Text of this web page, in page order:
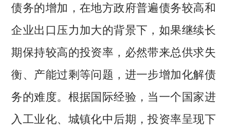
债务的增加，在地方政府普遍债务较高和
企业出口压力加大的背景下，如果继续长
期保持较高的投资率，必然带来总供求失
衡、产能过剩等问题，进一步增加化解债
务的难度。根据国际经验，当一个国家进
入工业化、城镇化中后期，投资率呈现下